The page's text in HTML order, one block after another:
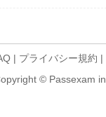
| プライバシー規約 |
© Passexam